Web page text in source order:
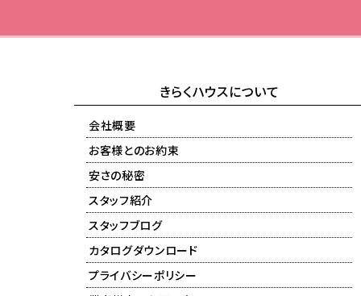
きらくハウスについて
会社概要
お客様とのお約束
安さの秘密
スタッフ紹介
スタッフブログ
カタログダウンロード
プライバシーポリシー